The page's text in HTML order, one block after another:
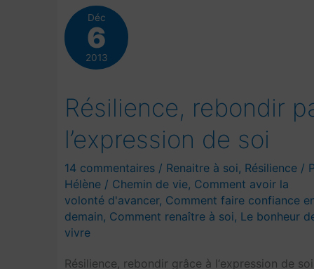
en
temps
de
confinement
Déc
6
2013
Résilience, rebondir
l’expression de soi
14 commentaires / Renaitre à soi, Résilience /
Hélène / Chemin de vie, Comment avoir la
volonté d'avancer, Comment faire confiance
demain, Comment renaître à soi, Le bonheur
vivre
Résilience, rebondir grâce à l‘expression de